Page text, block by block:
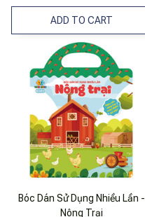
ADD TO CART
Bóc Dán Sử Dụng Nhiều Lần -
Nông Trại